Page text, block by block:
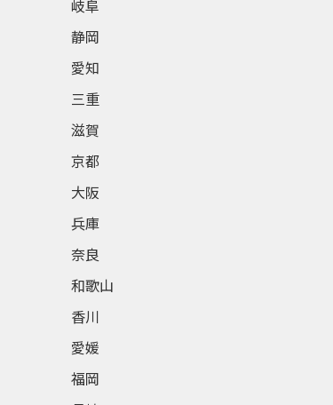
岐阜
静岡
愛知
三重
滋賀
京都
大阪
兵庫
奈良
和歌山
香川
愛媛
福岡